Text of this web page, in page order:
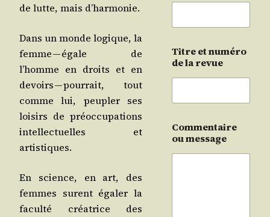
de lutte, mais d’harmonie.
Dans un monde logique, la
femme — égale de
l’homme en droits et en
devoirs — pour­rait, tout
comme lui, peu­pler ses
loi­sirs de pré­oc­cu­pa­tions
intel­lec­tuelles et
artistiques.
En science, en art, des
femmes sur­ent éga­ler la
facul­té créa­trice des
Titre et numéro
de la revue
Commentaire
ou message